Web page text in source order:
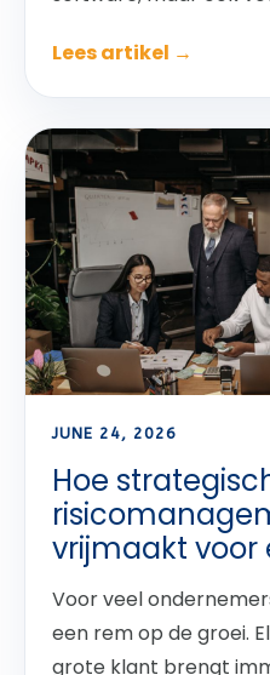
Lees artikel →
JUNE 24, 2026
Hoe
vrijmaakt voor
Voor veel
een rem op de groei.
grote klant brengt